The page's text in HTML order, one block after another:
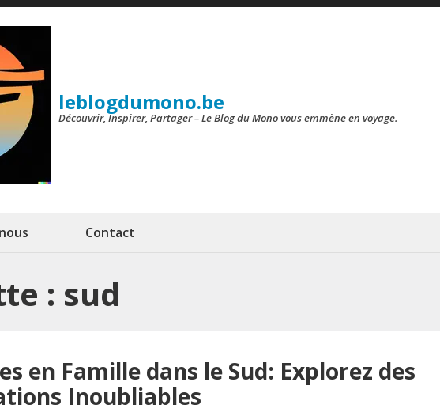
leblogdumono.be
Découvrir, Inspirer, Partager – Le Blog du Mono vous emmène en voyage.
Contact
: sud
en Famille dans le Sud: Explorez des
Inoubliables